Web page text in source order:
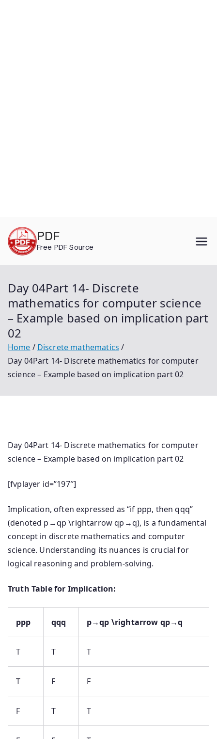
content
PDF
Free PDF Source
Day 04Part 14- Discrete
mathematics for computer science
– Example based on implication part
02
Home
Discrete mathematics
Day 04Part 14- Discrete mathematics for computer
science – Example based on implication part 02
Day 04Part 14- Discrete mathematics for computer
science – Example based on implication part 02
[fvplayer id=”197″]
Implication, often expressed as “if ppp, thenqqq”
(denoted p→qp \rightarrow qp →q), is a fundamental
concept in discrete mathematics and computer
science. Understanding its nuances is crucial for
logical reasoning and problem-solving.
Truth Table for Implication:
ppp qqq p→qp \rightarrow qp→q
T T T
T F F
F T T